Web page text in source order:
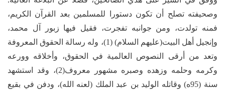
وصحيفته تصلح أن تكون دستورا للمسلمين بعد القرآن الكريم،
فمنه تولدت، ومن جوانبه تفجرت، فقيل فيها زبور آل محمد،
وإنجيل أهل البيت(عليهم السلام) (1)، وله رسالة الحقوق المعروفة
وتعد من أرقى النصوص العالمية في الحقوق، وأخلاقه وورعه
وكرمه وحلمه وزهده وصبره مشهور معروف(2)، وقد استشهد
سنة (95ه) وقاتله الوليد بن عبد الملك (لعنه الله)، ودفن في بقيع